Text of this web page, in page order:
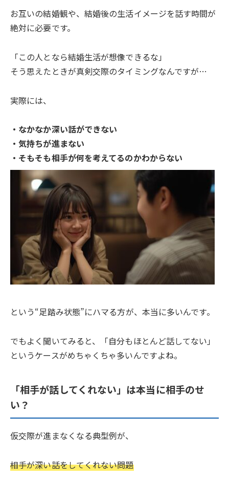
お互いの結婚観や、結婚後の生活イメージを話す時間が
絶対に必要です。
「この人となら結婚生活が想像できるな」
そう思えたときが真剣交際のタイミングなんですが…
実際には、
・なかなか深い話ができない
・気持ちが進まない
・そもそも相手が何を考えてるのかわからない
という“足踏み状態”にハマる方が、本当に多いんです。
でもよく聞いてみると、「自分もほとんど話してない」
というケースがめちゃくちゃ多いんですよね。
「相手が話してくれない」は本当に相手のせ
い？
仮交際が進まなくなる典型例が、
相手が深い話をしてくれない問題